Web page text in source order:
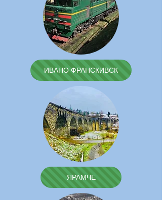
ИВАНО ФРАНСКИВСК
ЯРАМЧЕ